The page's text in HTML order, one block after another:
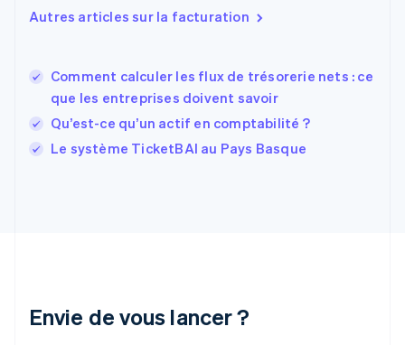
Autres articles sur la facturation
Comment calculer les flux de trésorerie nets : ce
que les entreprises doivent savoir
Qu’est-ce qu’un actif en comptabilité ?
Le système TicketBAI au Pays Basque
Envie de vous lancer ?
EnglishEspañol 简体中文
France
Gibraltar
English
Grèce
English
Japon